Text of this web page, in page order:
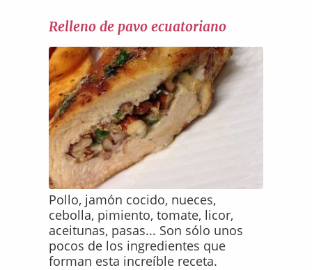
Relleno de pavo ecuatoriano
Pollo, jamón cocido, nueces,
cebolla, pimiento, tomate, licor,
aceitunas, pasas... Son sólo unos
pocos de los ingredientes que
forman esta increíble receta.